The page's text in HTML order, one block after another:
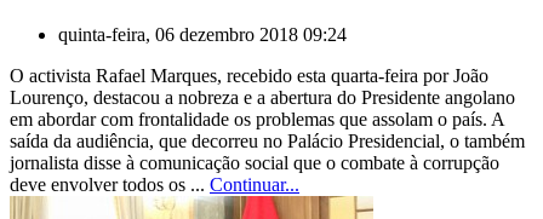
quinta-feira, 06 dezembro 2018 09:24
O activista Rafael Marques, recebido esta quarta-feira por João
Lourenço, destacou a nobreza e a abertura do Presidente angolano
em abordar com frontalidade os problemas que assolam o país. A
saída da audiência, que decorreu no Palácio Presidencial, o também
jornalista disse à comunicação social que o combate à corrupção
deve envolver todos os ... Continuar...